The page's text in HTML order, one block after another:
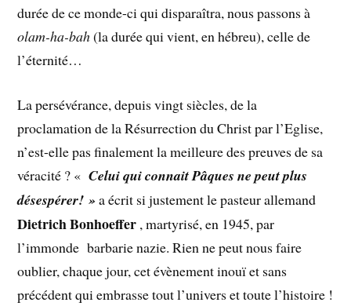
durée de ce monde-ci qui disparaîtra, nous passons à
olam-ha-bah(la durée qui vient, en hébreu), celle de
l’éternité…
La persévérance, depuis vingt siècles, de la
proclamation de la Résurrection du Christ par l’Eglise,
n’est-elle pas finalement la meilleure des preuves de sa
véracité ? «Celuiqui connait Pâques ne peut plus
désespérer! » a écrit si justement le pasteur allemand
Dietrich Bonhoeffer , martyrisé, en 1945, par
l’immonde barbarie nazie. Rien ne peut nous faire
oublier, chaque jour, cet évènement inouï et sans
précédent qui embrasse tout l’univers et toute l’histoire !